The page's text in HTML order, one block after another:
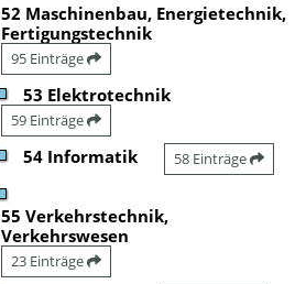
52 Maschinenbau, Energietechnik,
Fertigungstechnik
95 Einträge
53 Elektrotechnik
59 Einträge
54 Informatik 58 Einträge
55 Verkehrstechnik,
Verkehrswesen
23 Einträge